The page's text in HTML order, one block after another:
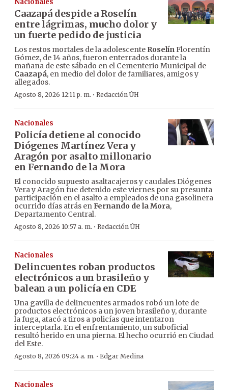
Nacionales
Caazapá despide a Roselín
entre lágrimas, mucho dolor y
un fuerte pedido de justicia
Los restos mortales de la adolescente RoselínFlorentín
Gómez, de 14 años, fueron enterrados durante la
mañana de este sábado en el Cementerio Municipal de
Caazapá, en medio del dolor de familiares, amigos y
allegados.
Agosto 8, 2026 12:11 p. m. · Redacción ÚH
Nacionales
Policía detiene al conocido
Diógenes Martínez Vera y
Aragón por asalto millonario
en Fernando de la Mora
El conocido supuesto asaltacajeros y caudales Diógenes
Vera y Aragón fue detenido este viernes por su presunta
participación en el asalto a empleados de una gasolinera
ocurrido días atrás enFernando de la Mora,
Departamento Central.
Agosto 8, 2026 10:57 a. m. · Redacción ÚH
Nacionales
Delincuentes roban productos
electrónicos a un brasileño y
balean a un policía en CDE
Una gavilla de delincuentes armados robó un lote de
productos electrónicos a un joven brasileño y, durante
la fuga, atacó a tiros a policías que intentaron
interceptarla. En el enfrentamiento, un suboficial
resultó herido en una pierna. El hecho ocurrió en Ciudad
del Este.
Agosto 8, 2026 09:24 a. m. · Edgar Medina
Nacionales